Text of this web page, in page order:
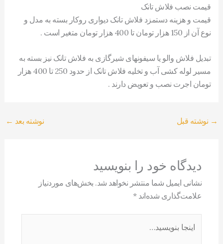
قیمت نصب فلاش تانک
قیمت و هزینه دستمزد فلاش تانک دیواری روکار بسته به مدل و
نوع آن از 150 هزار تومان تا 400 هزار تومان متغیر است .
تبدیل فلاش والو یا سیفونهای شیرگازی به فلاش تانک نیز بسته به
مسیر لوله کشی آب و تخلیه فلاش تانک از حدود 250 تا 400 هزار
تومان اجرت نصب و تعویض دارند .
→ نوشته قبل نوشته بعد ←
دیدگاه‌ خود را بنویسید
نشانی ایمیل شما منتشر نخواهد شد. بخش‌های موردنیاز
علامت‌گذاری شده‌اند*
بنویسید…